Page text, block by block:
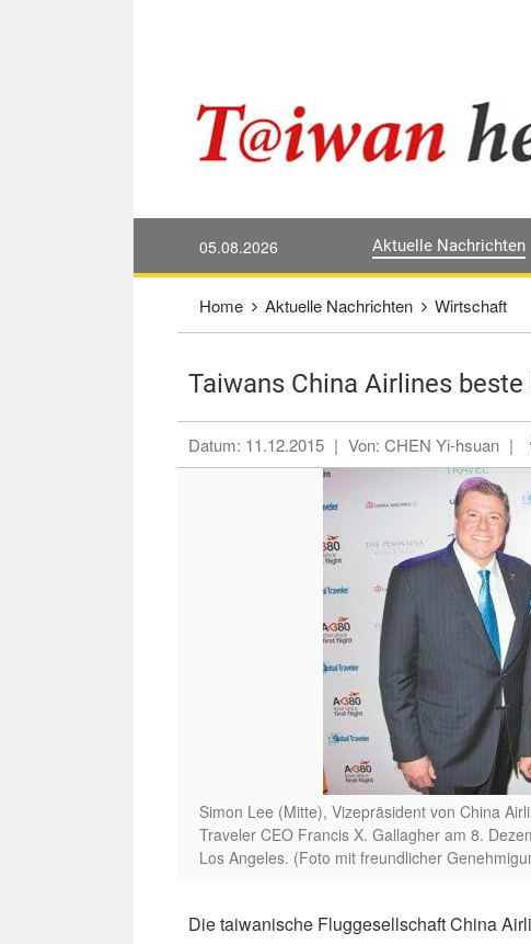
05.08.2026 Aktuelle Nachrichten
Home Aktuelle Nachrichten Wirtschaft
Taiwans China Airlines
Datum: 11.12.2015 | Von: CHEN Yi-hsuan |
Simon Lee (Mitte), Vizepräsident von China
Traveler CEO Francis X. Gallagher am 8.
Los Angeles. (Foto mit freundlicher
Die taiwanische Fluggesellschaft China